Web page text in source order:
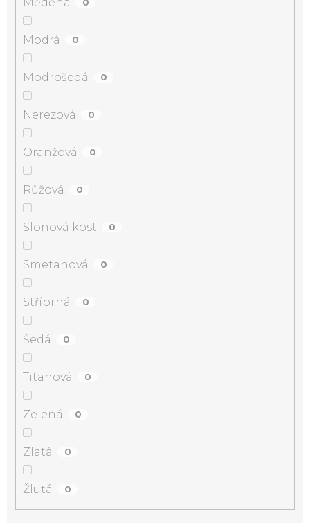
Modrá 0
Modrošedá 0
Nerezová 0
Oranžová 0
Růžová 0
Slonová kost 0
Smetanová 0
Stříbrná 0
Šedá 0
Titanová 0
Zelená 0
Zlatá 0
Žlutá 0